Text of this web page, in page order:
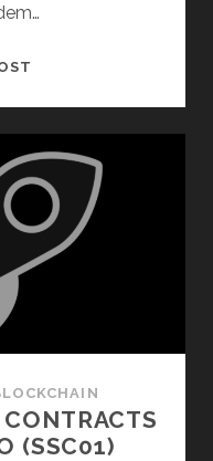
STELLAR-
UNIVERSUM
(SSC
2)
(SSC01)